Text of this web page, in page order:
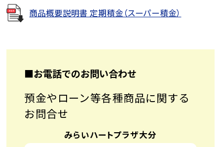
商品概要説明書 定期積金（スーパー積金）
■お電話でのお問い合わせ
預金やローン等各種商品に関する
お問合せ
みらいハートプラザ大分